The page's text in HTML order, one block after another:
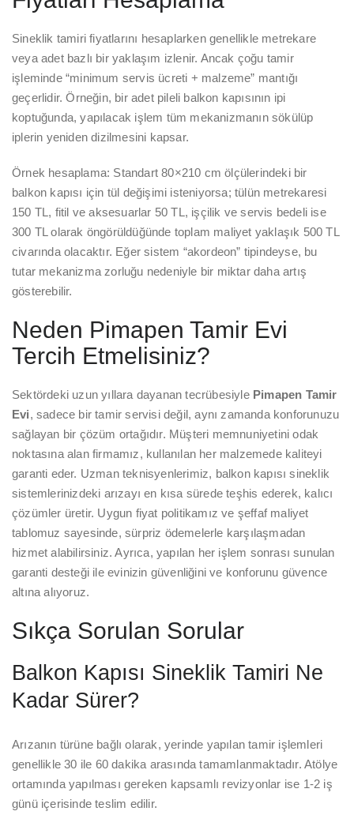
Sineklik tamiri fiyatlarını hesaplarken genellikle metrekare
veya adet bazlı bir yaklaşım izlenir. Ancak çoğu tamir
işleminde “minimum servis ücreti + malzeme” mantığı
geçerlidir. Örneğin, bir adet pileli balkon kapısının ipi
koptuğunda, yapılacak işlem tüm mekanizmanın sökülüp
iplerin yeniden dizilmesini kapsar.
Örnek hesaplama: Standart 80×210 cm ölçülerindeki bir
balkon kapısı için tül değişimi isteniyorsa; tülün metrekaresi
150 TL, fitil ve aksesuarlar 50 TL, işçilik ve servis bedeli ise
300 TL olarak öngörüldüğünde toplam maliyet yaklaşık 500 TL
civarında olacaktır. Eğer sistem “akordeon” tipindeyse, bu
tutar mekanizma zorluğu nedeniyle bir miktar daha artış
gösterebilir.
Neden Pimapen Tamir Evi
Tercih Etmelisiniz?
Sektördeki uzun yıllara dayanan tecrübesiyle Pimapen Tamir
Evi, sadece bir tamir servisi değil, aynı zamanda konforunuzu
sağlayan bir çözüm ortağıdır. Müşteri memnuniyetini odak
noktasına alan firmamız, kullanılan her malzemede kaliteyi
garanti eder. Uzman teknisyenlerimiz, balkon kapısı sineklik
sistemlerinizdeki arızayı en kısa sürede teşhis ederek, kalıcı
çözümler üretir. Uygun fiyat politikamız ve şeffaf maliyet
tablomuz sayesinde, sürpriz ödemelerle karşılaşmadan
hizmet alabilirsiniz. Ayrıca, yapılan her işlem sonrası sunulan
garanti desteği ile evinizin güvenliğini ve konforunu güvence
altına alıyoruz.
Sıkça Sorulan Sorular
Balkon Kapısı Sineklik Tamiri Ne
Kadar Sürer?
Arızanın türüne bağlı olarak, yerinde yapılan tamir işlemleri
genellikle 30 ile 60 dakika arasında tamamlanmaktadır. Atölye
ortamında yapılması gereken kapsamlı revizyonlar ise 1-2 iş
günü içerisinde teslim edilir.